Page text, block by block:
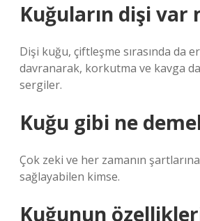
Kuğuların dişi var
Dişi kuğu, çiftleşme sırasında da
davranarak, korkutma ve kavga
sergiler.
Kuğu gibi ne
Çok zeki ve her zamanın
sağlayabilen kimse.
Kuğunun